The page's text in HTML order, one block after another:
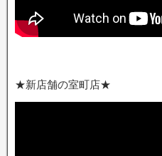
★新店舗の室町店★